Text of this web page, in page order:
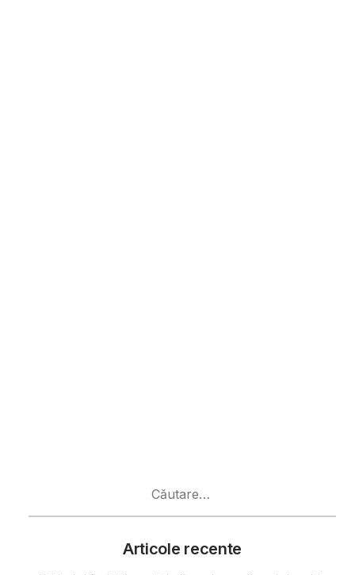
Articole recente